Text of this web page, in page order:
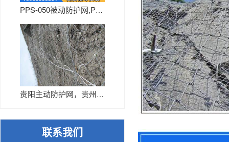
PPS-050被动防护网,PP...
贵阳主动防护网，贵州主动网厂家
联系我们